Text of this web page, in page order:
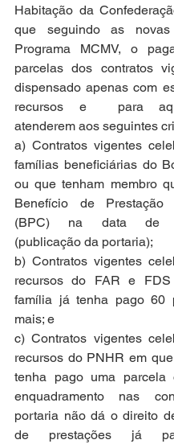
Habitação da
que seguindo as
Programa MCMV, o
parcelas dos contratos
dispensado apenas com
recursos e  para
atenderem aos seguintes
a) Contratos vigentes
famílias beneficiárias do
ou que tenham membro
Benefício de Prestação
(BPC) na data de
(publicação da portaria);
b) Contratos vigentes
recursos do FAR e
família já tenha pago 60
mais; e
c) Contratos vigentes
recursos do PNHR em
tenha pago uma parcela
enquadramento nas
portaria não dá o direito
de prestações já